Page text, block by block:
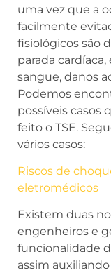
uma vez que a
facilmente
fisiológicos são
parada
sangue, danos
Podemos
possíveis casos
feito o TSE.
vários casos:
Riscos de
eletromédicos
Existem duas
engenheiros e
funcionalidade
assim